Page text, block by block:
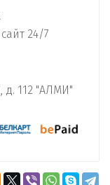
24/7
д. 112 "АЛМИ"